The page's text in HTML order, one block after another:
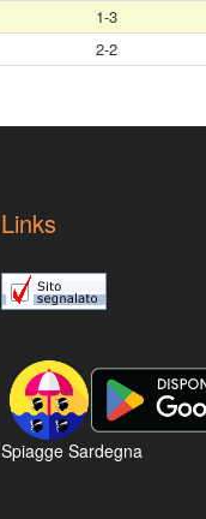
1-3
2-2
Links
Spiagge Sardegna